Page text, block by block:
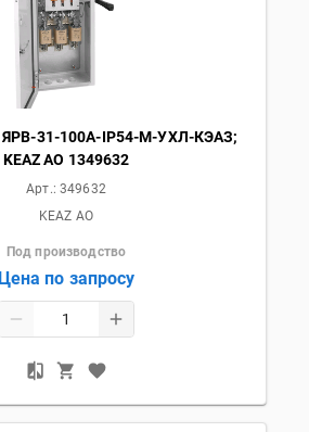
ЯРВ-31-100А-IP54-М-УХЛ-КЭАЗ;
KEAZ AO 1349632
Арт.: 349632
KEAZ AO
Под производство
Цена по запросу